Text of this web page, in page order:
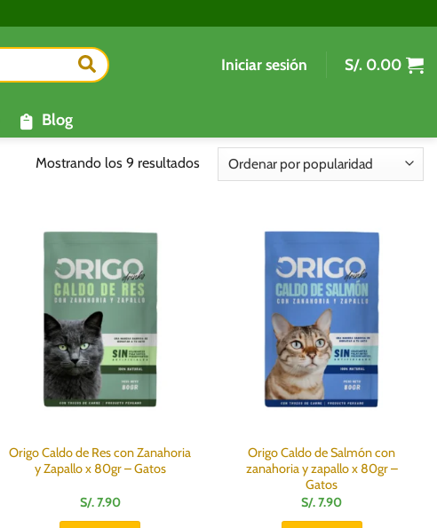
Iniciar sesión S/. 0.00
Blog
Mostrando los 9 resultadosOrdenado
por
Origo Caldo de Res con Zanahoria
y Zapallo x 80gr – Gatos
S/.7.90
Origo Caldo de Salmón con
zanahoria y zapallo x 80gr –
Gatos
S/.7.90